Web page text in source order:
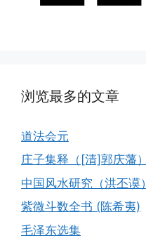
浏览最多的文章
道法会元
庄子集释（[清]郭庆藩）
中国风水研究（洪丕谟）
紫微斗数全书 (陈希夷)
毛泽东选集